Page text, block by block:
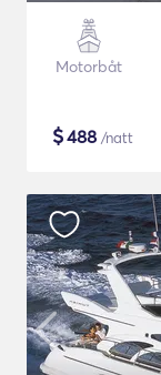
Motorbåt
$488 /natt